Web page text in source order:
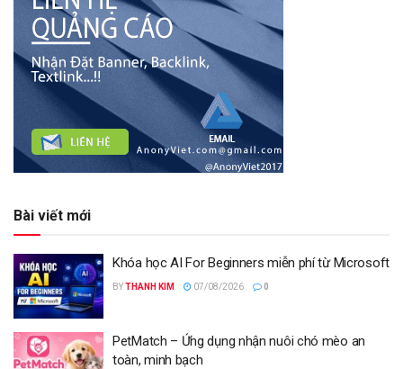
Bài viết mới
Khóa học AI For Beginners miễn phí từ Microsoft
BYTHANH KIM 07/08/2026 0
PetMatch – Ứng dụng nhận nuôi chó mèo an
toàn, minh bạch